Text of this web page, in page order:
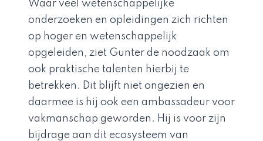
Waar veel wetenschappelijke
onderzoeken en opleidingen zich richten
op hoger en wetenschappelijk
opgeleiden, ziet Gunter de noodzaak om
ook praktische talenten hierbij te
betrekken. Dit blijft niet ongezien en
daarmee is hij ook een ambassadeur voor
vakmanschap geworden. Hij is voor zijn
bijdrage aan dit ecosysteem van